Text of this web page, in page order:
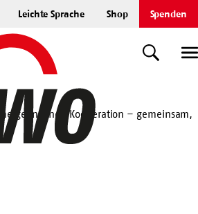
Leichte Sprache Shop Spenden
Suche
gelingende Kooperation – gemeinsam,